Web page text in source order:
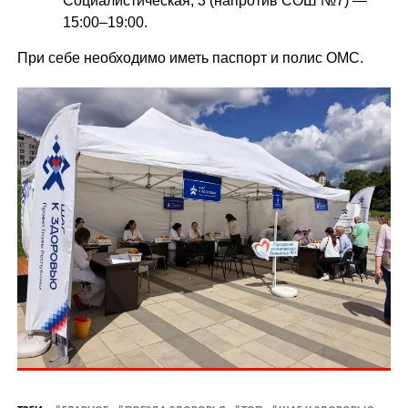
15:00–19:00.
При себе необходимо иметь паспорт и полис ОМС.